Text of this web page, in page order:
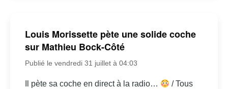
Louis Morissette pète une solide coche
sur Mathieu Bock-Côté
Publié le vendredi 31 juillet à 04:03
Il pète sa coche en direct à la radio…
/ Tous